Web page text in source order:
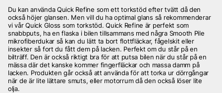
Du kan använda Quick Refine som ett torkstöd efter tvätt då den
också höjer glansen. Men vill du ha optimal glans så rekommenderar
vi vår Quick Gloss som torkstöd. Quick Refine är perfekt som
snabbputs, ha en flaska i bilen tillsammans med några Smooth Pile
mikrofiberdukar så kan du lätt ta bort flottfläckar, fågelskit eller
insekter så fort du fått dem på lacken. Perfekt om du står på en
bilträff. Den är också riktigt bra för att putsa bilen när du står på en
mässa där det kanske kommer fingerfläckar och massa damm på
lacken. Produkten går också att använda för att torka ur dörrgångar
när de är lite lättare smuts, eller motorrum då den också löser lite
olja.